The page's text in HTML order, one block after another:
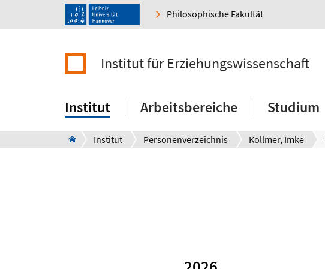
Philosophische Fakultät
Institut für Erziehungswissenschaft
Institut Arbeitsbereiche Studium
Institut Personenverzeichnis Kollmer, Imke